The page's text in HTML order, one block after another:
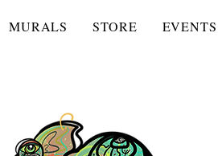
MURALS STORE EVENTS